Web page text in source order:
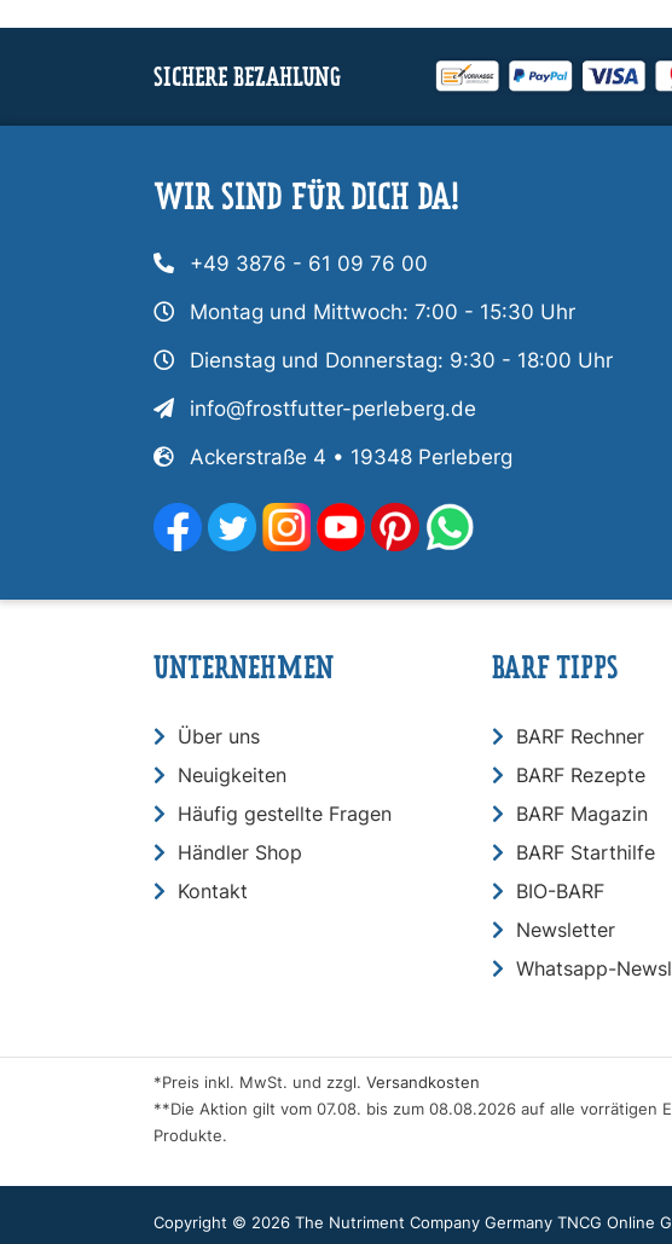
SICHERE BEZAHLUNG
WIR SIND FÜR DICH DA!
+49 3876 - 61 09 76 00
Montag und Mittwoch: 7:00 - 15:30 Uhr
Dienstag und Donnerstag: 9:30 - 18:00 Uhr
info@frostfutter-perleberg.de
Ackerstraße 4 • 19348 Perleberg
UNTERNEHMEN
Über uns
Neuigkeiten
Häufig gestellte Fragen
Händler Shop
Kontakt
BARF TIPPS
BARF Rechner
BARF Rezepte
BARF Magazin
BARF Starthilfe
BIO-BARF
Newsletter
Whatsapp-
*Preis inkl. MwSt. und zzgl. Versandkosten
**Die Aktion gilt vom 07.08. bis zum 08.08.2026 auf alle
Produkte.
Copyright © 2026 The Nutriment Company Germany TNCG Online